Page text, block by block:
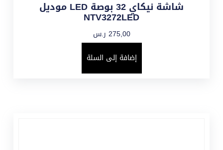
شاشة نيكاي 32 بوصة LED موديل
NTV3272LED
275,00 ر.س
إضافة إلى السلة